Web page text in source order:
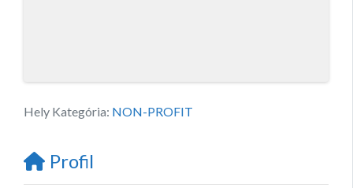
Hely Kategória: NON-PROFIT
Profil